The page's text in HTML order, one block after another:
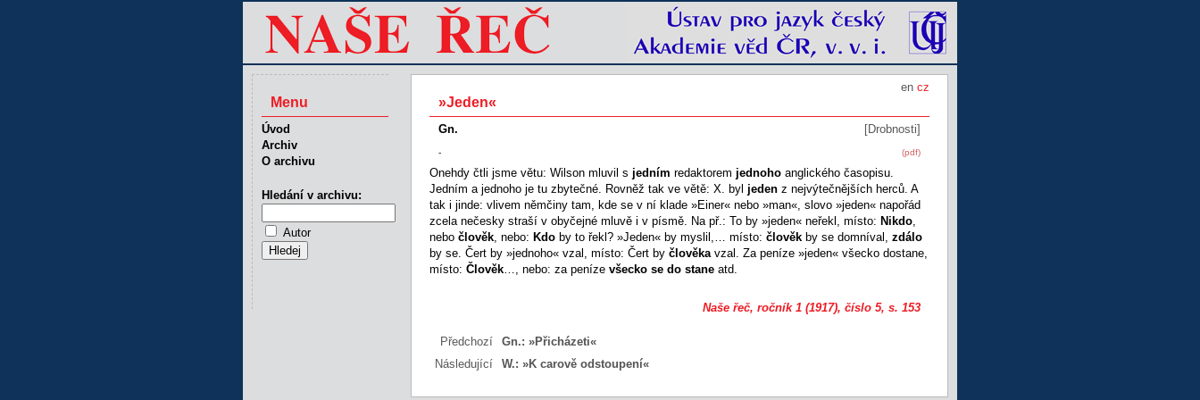
en cz
»Jeden«
Gn. [Drobnosti]
(pdf)
-
Onehdy čtli jsme větu: Wilson mluvil s jedním redaktorem jednoho anglického časopisu.
Jedním a jednoho je tu zbytečné. Rovněž tak ve větě: X. byl jeden z nejvýtečnějších herců. A
tak i jinde: vlivem němčiny tam, kde se v ní klade »Einer« nebo »man«, slovo »jeden« napořád
zcela nečesky straší v obyčejné mluvě i v písmě. Na př.: To by »jeden« neřekl, místo: Nikdo,
nebo člověk, nebo: Kdo by to řekl? »Jeden« by myslil,… místo: člověk by se domníval, zdálo
by se. Čert by »jednoho« vzal, místo: Čert by člověkavzal. Za peníze »jeden« všecko dostane,
místo: Člověk…, nebo: za peníze všecko se do stane atd.
Naše řeč, ročník 1 (1917), číslo 5, s. 153
Předchozí Gn.: »Přicházeti«
Následující
W.: »K carově odstoupení«
Menu
Úvod
Archiv
O archivu
Hledání v archivu:
Autor